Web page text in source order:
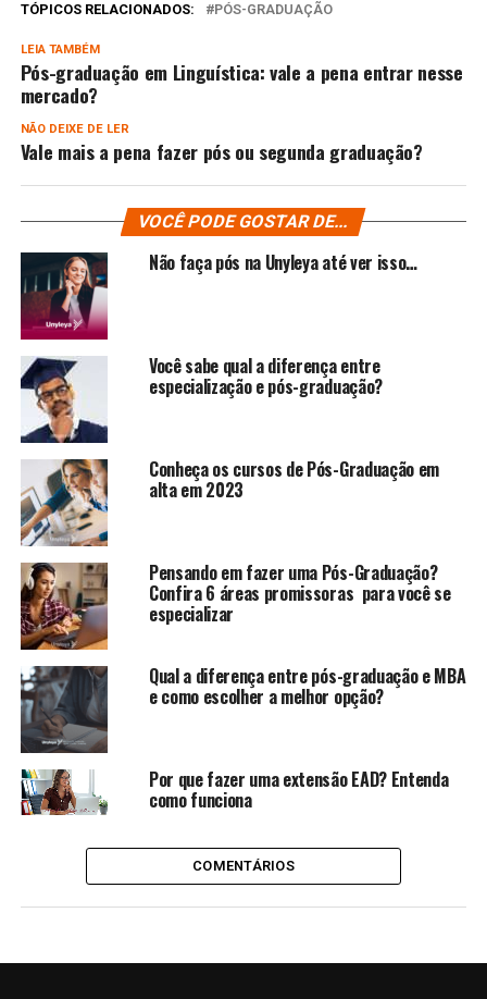
TÓPICOS RELACIONADOS: PÓS-GRADUAÇÃO
LEIA TAMBÉM
Pós-graduação em Linguística: vale a pena entrar nesse
mercado?
NÃO DEIXE DE LER
Vale mais a pena fazer pós ou segunda graduação?
VOCÊ PODE GOSTAR DE...
Não faça pós na Unyleya até ver isso…
Você sabe qual a diferença entre
especialização e pós-graduação?
Conheça os cursos de Pós-Graduação em
alta em 2023
Pensando em fazer uma Pós-Graduação?
Confira 6 áreas promissoras para você se
especializar
Qual a diferença entre pós-graduação e MBA
e como escolher a melhor opção?
Por que fazer uma extensão EAD? Entenda
como funciona
COMENTÁRIOS